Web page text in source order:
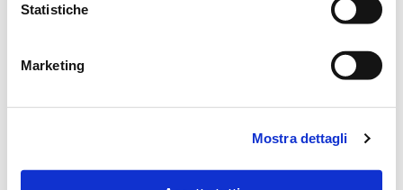
Statistiche
Marketing
Mostra dettagli